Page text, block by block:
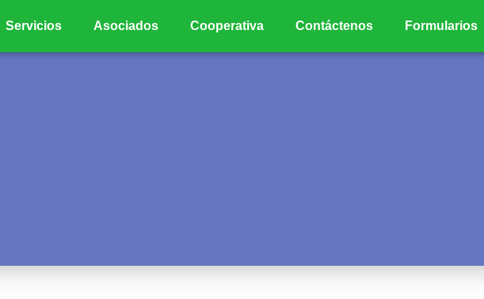
Servicios Asociados Cooperativa Contáctenos Formularios